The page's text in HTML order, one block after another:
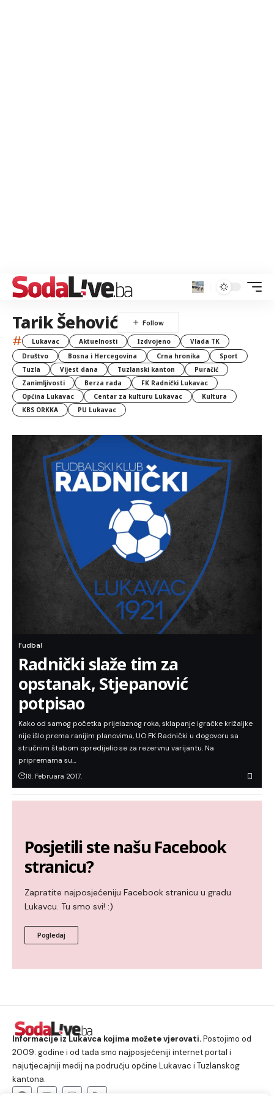
Tarik Šehović
# Lukavac Aktuelnosti Izdvojeno
Vlada TK
Društvo
Bosna i Hercegovina Crna hronika
Sport
Tuzla
Vijest dana Tuzlanski kanton
Puračić
Zanimljivosti
Berza rada
FK Radnički Lukavac
Općina Lukavac
Centar za kulturu Lukavac
Kultura
KBS ORKKA
PU Lukavac
Fudbal
Radnički slaže tim za
opstanak, Stjepanović
potpisao
Kako od samog početka prijelaznog roka, sklapanje igračke križaljke
nije išlo prema ranijim planovima, UO FK Radnički u dogovoru sa
stručnim štabom opredijelio se za rezervnu varijantu. Na
pripremama su…
18. Februara 2017.
Posjetili ste našu Facebook
stranicu?
Zapratite najposjećeniju Facebook stranicu u gradu
Lukavcu. Tu smo svi! :)
Pogledaj
Informacije iz Lukavca kojima možete vjerovati.Postojimo od
2009. godine i od tada smo najposjećeniji internet portal i
najutjecajniji medij na području općine Lukavac i Tuzlanskog
kantona.